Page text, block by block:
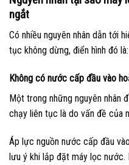
ngắt
Có nhiều nguyên nhân dẫn tới
tục không dừng, điển hình đó là:
Không có nước cấp đầu vào
Một trong những nguyên nhân
chạy liên tục là do vấn đề của
Áp lực nguồn nước cấp đầu
lưu ý khi lắp đặt máy lọc